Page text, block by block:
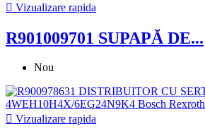
 Vizualizare rapida
R901009701 SUPAPĂ DE...
Nou
 Vizualizare rapida